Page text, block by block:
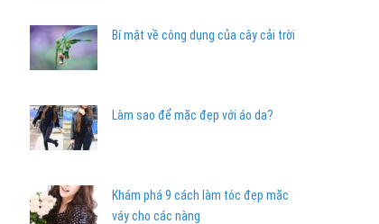
Bí mật về công dụng của cây cải trời
Làm sao để mặc đẹp với áo da?
Khám phá 9 cách làm tóc đẹp mặc
váy cho các nàng